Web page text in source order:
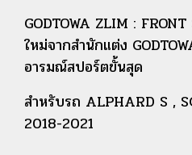
GODTOWA ZLIM :
ใหม่จากสำนักแต่ง
อารมณ์สปอร์ตขั้นสุด
สำหรับรถ ALPHARD S ,
2018-2021